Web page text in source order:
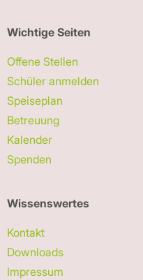
Wichtige Seiten
Offene Stellen
Schüler anmelden
Speiseplan
Betreuung
Kalender
Spenden
Wissenswertes
Kontakt
Downloads
Impressum